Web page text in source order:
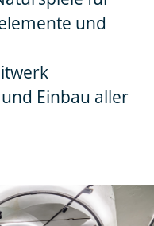
und
Einbau aller